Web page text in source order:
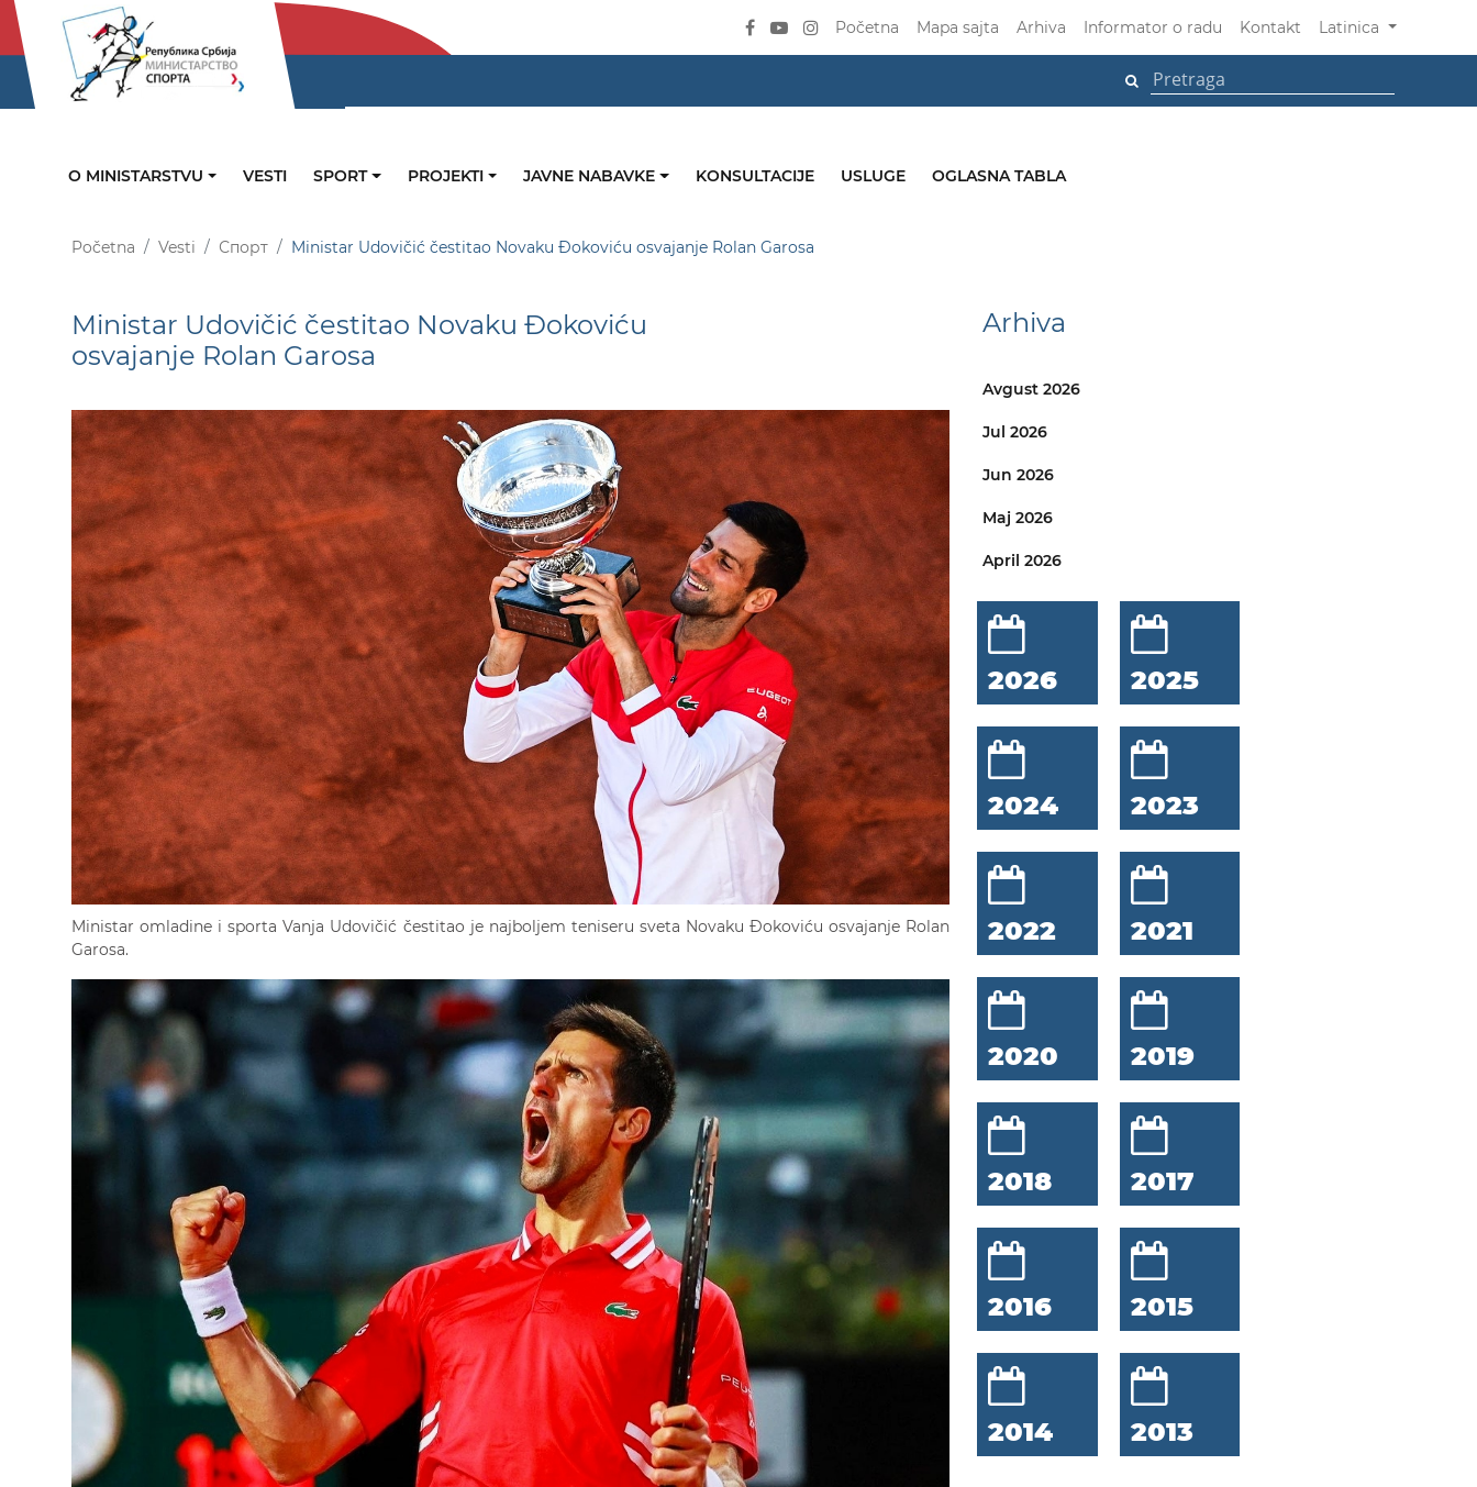
Početna Mapa sajta Arhiva Informator o radu Kontakt Latinica
O MINISTARSTVU VESTI SPORT PROJEKTI JAVNE NABAVKE KONSULTACIJE USLUGE OGLASNA TABLA
Početna Vesti Спорт Ministar Udovičić čestitao Novaku Đokoviću osvajanje Rolan Garosa
Ministar Udovičić čestitao Novaku Đokoviću
osvajanje Rolan Garosa
Ministar omladine i sporta Vanja Udovičić čestitao je najboljem teniseru sveta Novaku Đokoviću osvajanje Rolan
Garosa.
Arhiva
Avgust 2026
Jul 2026
Jun 2026
Maj 2026
April 2026
2026 2025
2024 2023
2022 2021
2020 2019
2018 2017
2016 2015
2014 2013